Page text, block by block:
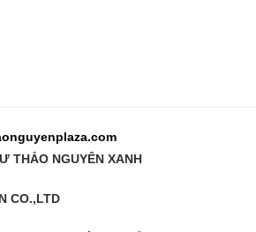
THẢO NGUYÊN XANH
CO.,LTD